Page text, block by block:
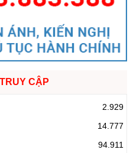
CẬP
2.929
14.777
94.911